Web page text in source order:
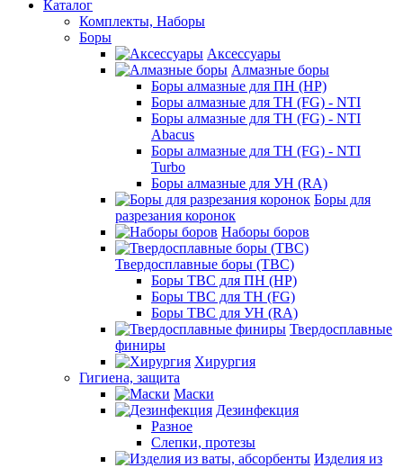
Каталог
Комплекты, Наборы
Боры
Аксессуары
Алмазные боры
Боры алмазные для ПН (HP)
Боры алмазные для ТН (FG) - NTI
Боры алмазные для ТН (FG) - NTI
Abacus
Боры алмазные для ТН (FG) - NTI
Turbo
Боры алмазные для УН (RA)
Боры для
разрезания коронок
Наборы боров
Твердосплавные боры (ТВС)
Боры ТВС для ПН (HP)
Боры ТВС для ТН (FG)
Боры ТВС для УН (RA)
Твердосплавные
финиры
Хирургия
Гигиена, защита
Маски
Дезинфекция
Разное
Слепки, протезы
Изделия из